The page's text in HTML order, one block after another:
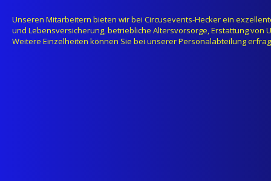
Unseren Mitarbeitern bieten wir bei Circusevents-Hecker ein
und Lebensversicherung, betriebliche Altersvorsorge, Erstattung
Weitere Einzelheiten können Sie bei unserer Personalabteilung